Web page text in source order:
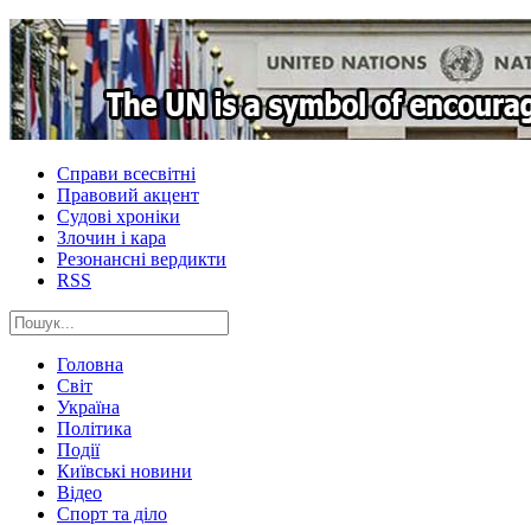
Справи всесвітні
Правовий акцент
Судові хроніки
Злочин і кара
Резонансні вердикти
RSS
Головна
Світ
Україна
Політика
Події
Київські новини
Відео
Спорт та діло